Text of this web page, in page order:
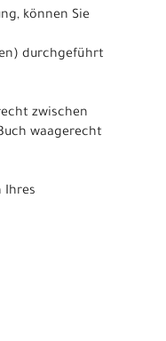
können Sie
durchgeführt
zwischen
waagerecht
Ihres